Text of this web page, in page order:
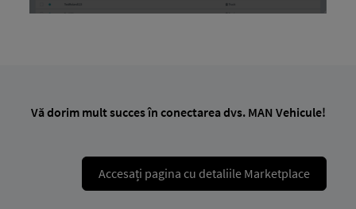
Vă dorim mult succes în conectarea dvs. MAN Vehicule!
Accesați pagina cu detaliile Marketplace